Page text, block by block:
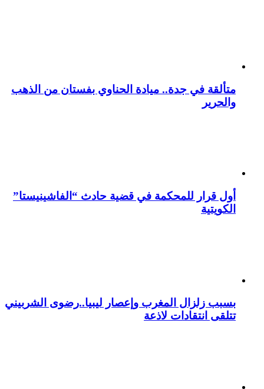
متألقة في جدة.. ميادة الحناوي بفستان من الذهب
والحرير
أول قرار للمحكمة في قضية حادث “الفاشينيستا”
الكويتية
بسبب زلزال المغرب وإعصار ليبيا..رضوى الشربيني
تتلقى انتقادات لاذعة